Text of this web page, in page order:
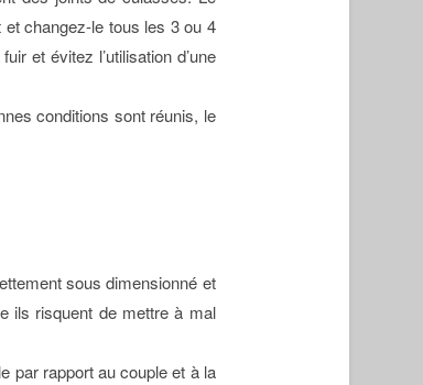
changez-le tous les 3 ou 4
et évitez l’utilisation d’une
conditions sont réunis, le
sous dimensionné et
ils risquent de mettre à mal
par rapport au couple et à la